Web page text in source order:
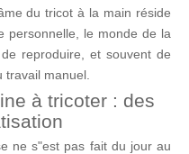
du tricot à la main réside
personnelle, le monde de la
reproduire, et souvent de
manuel.
à tricoter : des
ne s"est pas fait du jour au